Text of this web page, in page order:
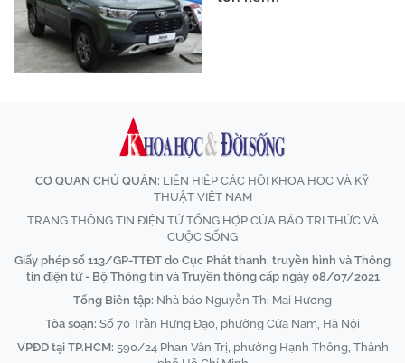
CƠ QUAN CHỦ QUẢN: LIÊN HIỆP CÁC HỘI KHOA HỌC VÀ KỸ
THUẬT VIỆT NAM
TRANG THÔNG TIN ĐIỆN TỬ TỔNG HỢP CỦA BÁO TRI THỨC VÀ
CUỘC SỐNG
Giấy phép số 113/GP-TTĐT do Cục Phát thanh, truyền hình và Thông
tin điện tử - Bộ Thông tin và Truyền thông cấp ngày 08/07/2021
Tổng Biên tập: Nhà báo Nguyễn Thị Mai Hương
Tòa soạn: Số 70 Trần Hưng Đạo, phường Cửa Nam, Hà Nội
VPĐD tại TP.HCM: 590/24 Phan Văn Trị, phường Hạnh Thông, Thành